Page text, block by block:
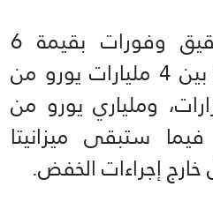
وتتوقع الحكومة تحقيق وفورات بقيمة 6
مليارات يورو، موزعة بين 4 مليارات يورو من
وملياري يورو من
فيما ستبقى ميزانيتا
خارج إجراءات الخفض.